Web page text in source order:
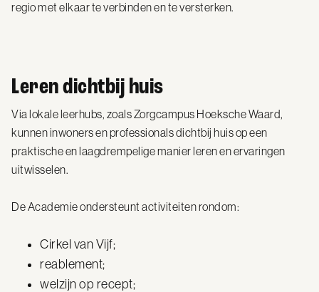
regio met elkaar te verbinden en te versterken.
Leren dichtbij huis
Via lokale leerhubs, zoals Zorgcampus Hoeksche Waard,
kunnen inwoners en professionals dichtbij huis op een
praktische en laagdrempelige manier leren en ervaringen
uitwisselen.
De Academie ondersteunt activiteiten rondom:
Cirkel van Vijf;
reablement;
welzijn op recept;